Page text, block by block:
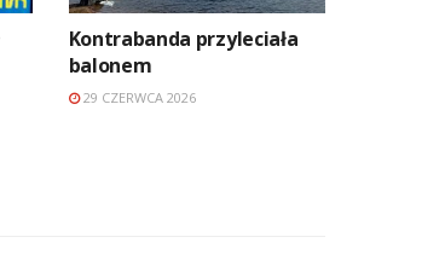
Kontrabanda przyleciała
balonem
29 CZERWCA 2026